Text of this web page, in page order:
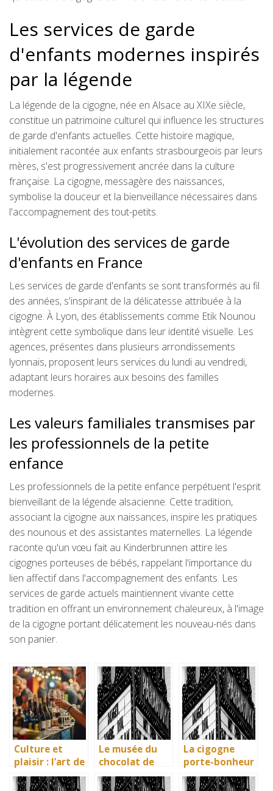
Les services de garde
d'enfants modernes inspirés
par la légende
La légende de la cigogne, née en Alsace au XIXe siècle,
constitue un patrimoine culturel qui influence les structures
de garde d'enfants actuelles. Cette histoire magique,
initialement racontée aux enfants strasbourgeois par leurs
mères, s'est progressivement ancrée dans la culture
française. La cigogne, messagère des naissances,
symbolise la douceur et la bienveillance nécessaires dans
l'accompagnement des tout-petits.
L'évolution des services de garde
d'enfants en France
Les services de garde d'enfants se sont transformés au fil
des années, s'inspirant de la délicatesse attribuée à la
cigogne. À Lyon, des établissements comme Etik Nounou
intègrent cette symbolique dans leur identité visuelle. Les
agences, présentes dans plusieurs arrondissements
lyonnais, proposent leurs services du lundi au vendredi,
adaptant leurs horaires aux besoins des familles
modernes.
Les valeurs familiales transmises par
les professionnels de la petite
enfance
Les professionnels de la petite enfance perpétuent l'esprit
bienveillant de la légende alsacienne. Cette tradition,
associant la cigogne aux naissances, inspire les pratiques
des nounous et des assistantes maternelles. La légende
raconte qu'un vœu fait au Kinderbrunnen attire les
cigognes porteuses de bébés, rappelant l'importance du
lien affectif dans l'accompagnement des enfants. Les
services de garde actuels maintiennent vivante cette
tradition en offrant un environnement chaleureux, à l'image
de la cigogne portant délicatement les nouveau-nés dans
son panier.
Culture et
plaisir : l’art de
la dégustation
à la foire aux
Le musée du
chocolat de
Bayonne : la
mémoire
La cigogne
porte-bonheur
: que dit la
légende ? Son